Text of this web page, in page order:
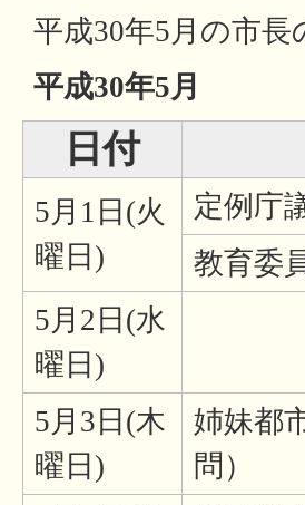
平成30年5月の市
平成30年5月
日付
5月1日(火
曜日)
定例庁
教育委
5月2日(水
曜日)
5月3日(木
曜日)
姉妹都
問）